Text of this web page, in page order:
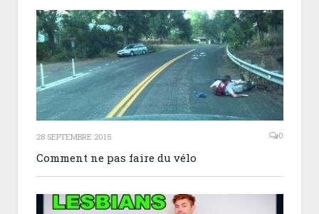
28 SEPTEMBRE 2015 0
Comment ne pas faire du vélo